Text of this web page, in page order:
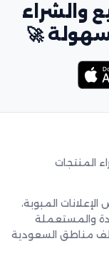
والشراء
🚀
المنتجات
المبوبة،
والمستعملة
مناطق السعودية